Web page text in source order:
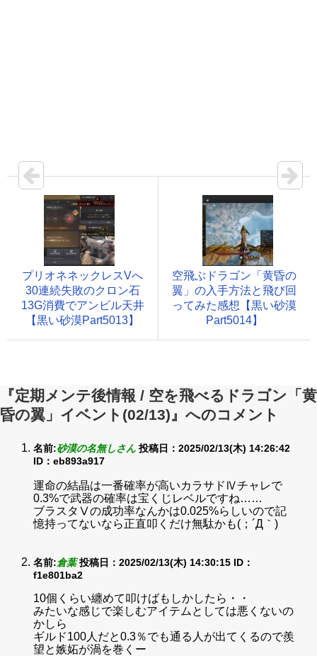
プリオネネックレスVへ
30連続失敗のクロン石
13G消費でアンビル天井
【黒い砂漠Part5013】
空飛ぶドラゴン「黄昏の
翼」の入手方法と飛び回
ってみた感想【黒い砂漠
Part5014】
『定期メンテ後情報 / 空を飛べるドラゴン「黄
昏の翼」イベント(02/13)』へのコメント
名前:砂漠の名無しさん 投稿日：2025/02/13(木) 14:26:42
ID：eb893a917
運命の結晶は一番確率が高いカラサドⅣチャレで
0.3%で武器の確率は宝くじレベルですね……
ブラスタⅤの成功率なんかは0.025%らしいので記
憶持ってないなら正直叩くだけ無駄かも(；´Д｀)
名前:倉葉 投稿日：2025/02/13(木) 14:30:15 ID：
f1e801ba2
10個くらい纏めて叩けばもしかしたら・・
みたいな感じで楽しむアイテムとしては悪くないの
かしら
ギルド100人だと0.3％でも通る人が出てくるので羨
望と嫉妬が渦を巻くー